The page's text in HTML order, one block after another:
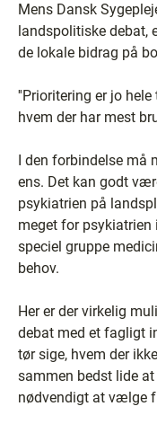
Mens Dansk
landspolitiske
de lokale bidrag på
''Prioritering er jo
hvem der har mest
I den forbindelse må
ens. Det kan godt
psykiatrien på
meget for psykiatrien
speciel gruppe
behov.
Her er der virkelig
debat med et fagligt
tør sige, hvem der
sammen bedst lide
nødvendigt at vælge